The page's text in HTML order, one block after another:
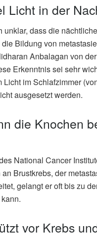
Licht in der
unklar, dass die
Bildung von
Anbalagan von
Erkenntnis sei sehr
im Schlafzimmer
ausgesetzt werden.
die Knochen
National Cancer
Brustkrebs, der
gelangt er oft bis zu
vor Krebs